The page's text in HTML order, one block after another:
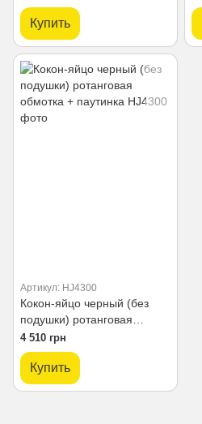
Купить
Артикул: HJ4300
Кокон-яйцо черный (без
подушки) ротанговая
обмотка + паутинка
4 510 грн
Купить